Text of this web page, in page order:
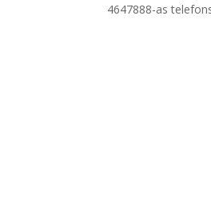
4647888-as